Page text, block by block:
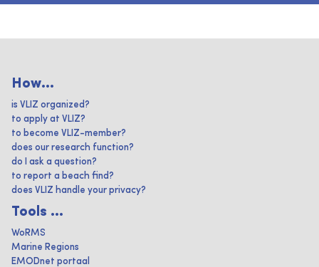
How...
is VLIZ organized?
to apply at VLIZ?
to become VLIZ-member?
does our research function?
do I ask a question?
to report a beach find?
does VLIZ handle your privacy?
Tools ...
WoRMS
Marine Regions
EMODnet portaal